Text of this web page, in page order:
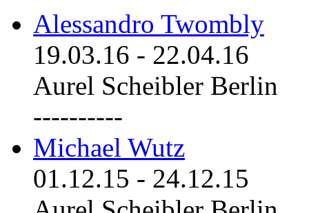
Alessandro Twombly
19.03.16 - 22.04.16
Aurel Scheibler Berlin
----------
Michael Wutz
01.12.15 - 24.12.15